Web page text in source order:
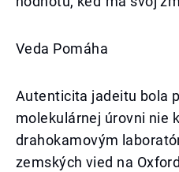
Veda Pomáha
Autenticita jadeitu bola
molekulárnej úrovni nie
drahokamovým
zemských vied na